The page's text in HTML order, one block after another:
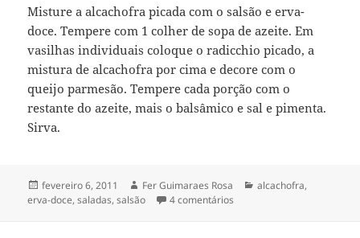
Misture a alcachofra picada com o salsão e erva-
doce. Tempere com 1 colher de sopa de azeite. Em
vasilhas individuais coloque o radicchio picado, a
mistura de alcachofra por cima e decore com o
queijo parmesão. Tempere cada porção com o
restante do azeite, mais o balsâmico e sal e pimenta.
Sirva.
Publicado
em
fevereiro 6, 2011 Autor
Fer Guimaraes Rosa Categorias
alcachofra,
erva-doce,saladas,salsão 4 comentários